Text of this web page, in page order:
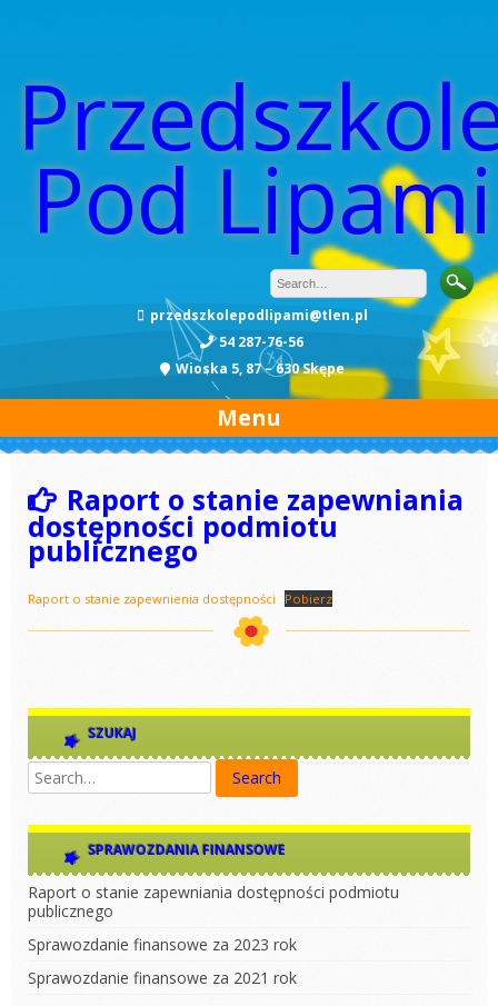
Pod Lipami
przedszkolepodlipami@tlen.pl
54 287-76-56
Wioska 5, 87 – 630 Skępe
Menu
Raport o stanie zapewniania
dostępności podmiotu
publicznego
Raport o stanie zapewnienia dostępności Pobierz
SZUKAJ
SPRAWOZDANIA FINANSOWE
Raport o stanie zapewniania dostępności podmiotu
publicznego
Sprawozdanie finansowe za 2023 rok
Sprawozdanie finansowe za 2021 rok